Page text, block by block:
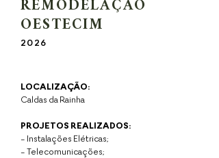
REMODELAÇÃO
OESTECIM
2026
LOCALIZAÇÃO:
Caldas da Rainha
PROJETOS REALIZADOS:
- Instalações Elétricas;
- Telecomunicações;